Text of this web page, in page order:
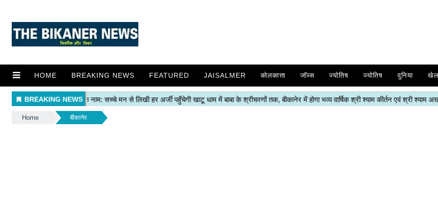
HOME BREAKING NEWS FEATURED JAISALMER कोलकात्ता जॉब्स ज्योतिष ज्योतिष दुनिया खेल
Home बीकानेर